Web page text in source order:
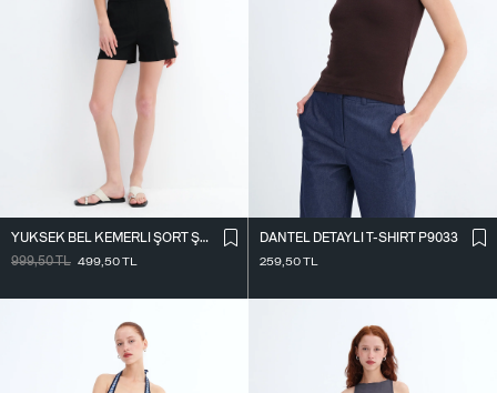
YÜKSEK BEL KEMERLI ŞORT Ş02336
999,50TL 499,50TL
DANTEL DETAYLI T-SHIRT P9033
259,50TL